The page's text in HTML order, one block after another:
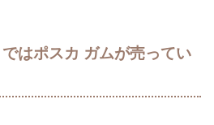
はポスカ ガムが売ってい